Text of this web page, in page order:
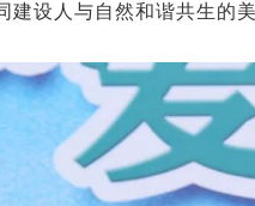
建设人与自然和谐共生的美